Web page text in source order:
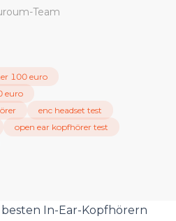
Team
100 euro
euro
enc headset test
open ear kopfhörer test
In-Ear-Kopfhörern